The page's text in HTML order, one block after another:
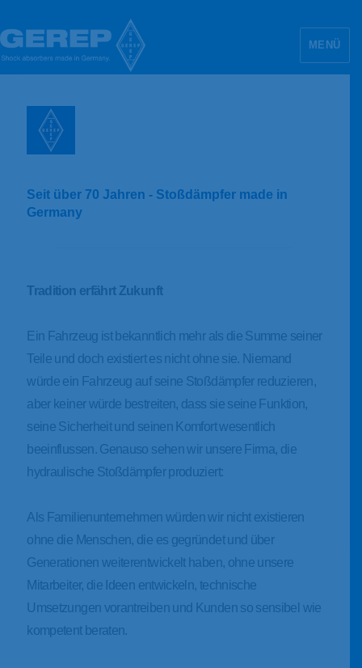
MENÜ
Seit über 70 Jahren - Stoßdämpfer made in
Germany
Tradition erfährt Zukunft
Ein Fahrzeug ist bekanntlich mehr als die Summe seiner
Teile und doch existiert es nicht ohne sie. Niemand
würde ein Fahrzeug auf seine Stoßdämpfer reduzieren,
aber keiner würde bestreiten, dass sie seine Funktion,
seine Sicherheit und seinen Komfort wesentlich
beeinflussen. Genauso sehen wir unsere Firma, die
hydraulische Stoßdämpfer produziert:
Als Familienunternehmen würden wir nicht existieren
ohne die Menschen, die es gegründet und über
Generationen weiterentwickelt haben, ohne unsere
Mitarbeiter, die Ideen entwickeln, technische
Umsetzungen vorantreiben und Kunden so sensibel wie
kompetent beraten.